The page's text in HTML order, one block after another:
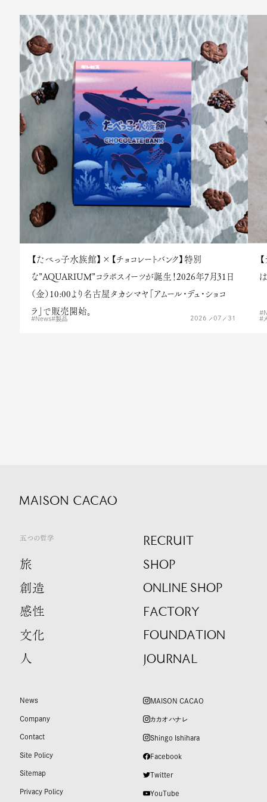
【たべっ子水族館】×【チョコレートバンク】特別
な”AQUARIUM”コラボスイーツが誕生！2026年7月31日
（金）10:00より名古屋タカシマヤ「アムール・デュ・ショコ
ラ」で販売開始。
2026 07 31
News 製品
五つの哲学
旅
創造
感性
文化
人
RECRUIT
SHOP
ONLINE SHOP
FACTORY
FOUNDATION
JOURNAL
News
Company
Contact
Site Policy
Sitemap
Privacy Policy
MAISON CACAO
カカオハナレ
Shingo Ishihara
Facebook
Twitter
YouTube